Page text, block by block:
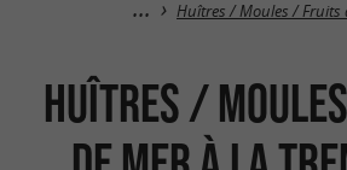
Huîtres / Moules / Fruits
Huîtres /